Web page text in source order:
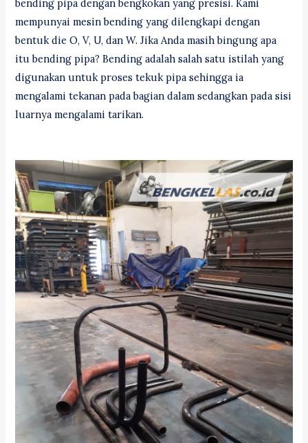
bending pipa dengan bengkokan yang presisi. Kami
mempunyai mesin bending yang dilengkapi dengan
bentuk die O, V, U, dan W. Jika Anda masih bingung apa
itu bending pipa? Bending adalah salah satu istilah yang
digunakan untuk proses tekuk pipa sehingga ia
mengalami tekanan pada bagian dalam sedangkan pada sisi
luarnya mengalami tarikan.